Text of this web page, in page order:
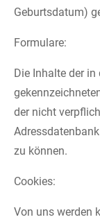
Geburtsdatum)
Formulare:
Die Inhalte der
der nicht
zu können.
Cookies:
Von uns werden